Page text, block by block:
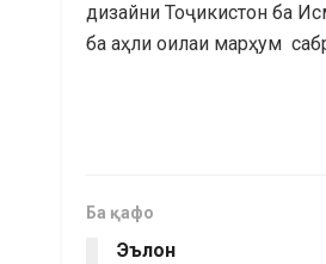
дизайни Тоҷикистон ба
ба аҳли оилаи марҳум
Ба қафо
Эълон